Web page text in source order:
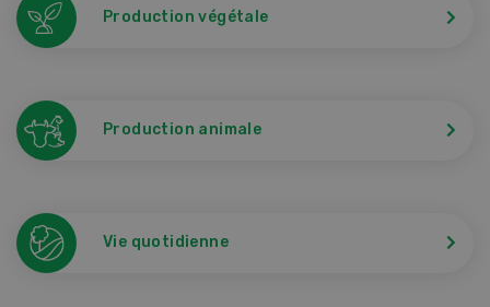
Production végétale
Production animale
Vie quotidienne